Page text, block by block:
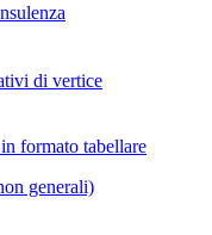
di vertice
formato tabellare
generali)